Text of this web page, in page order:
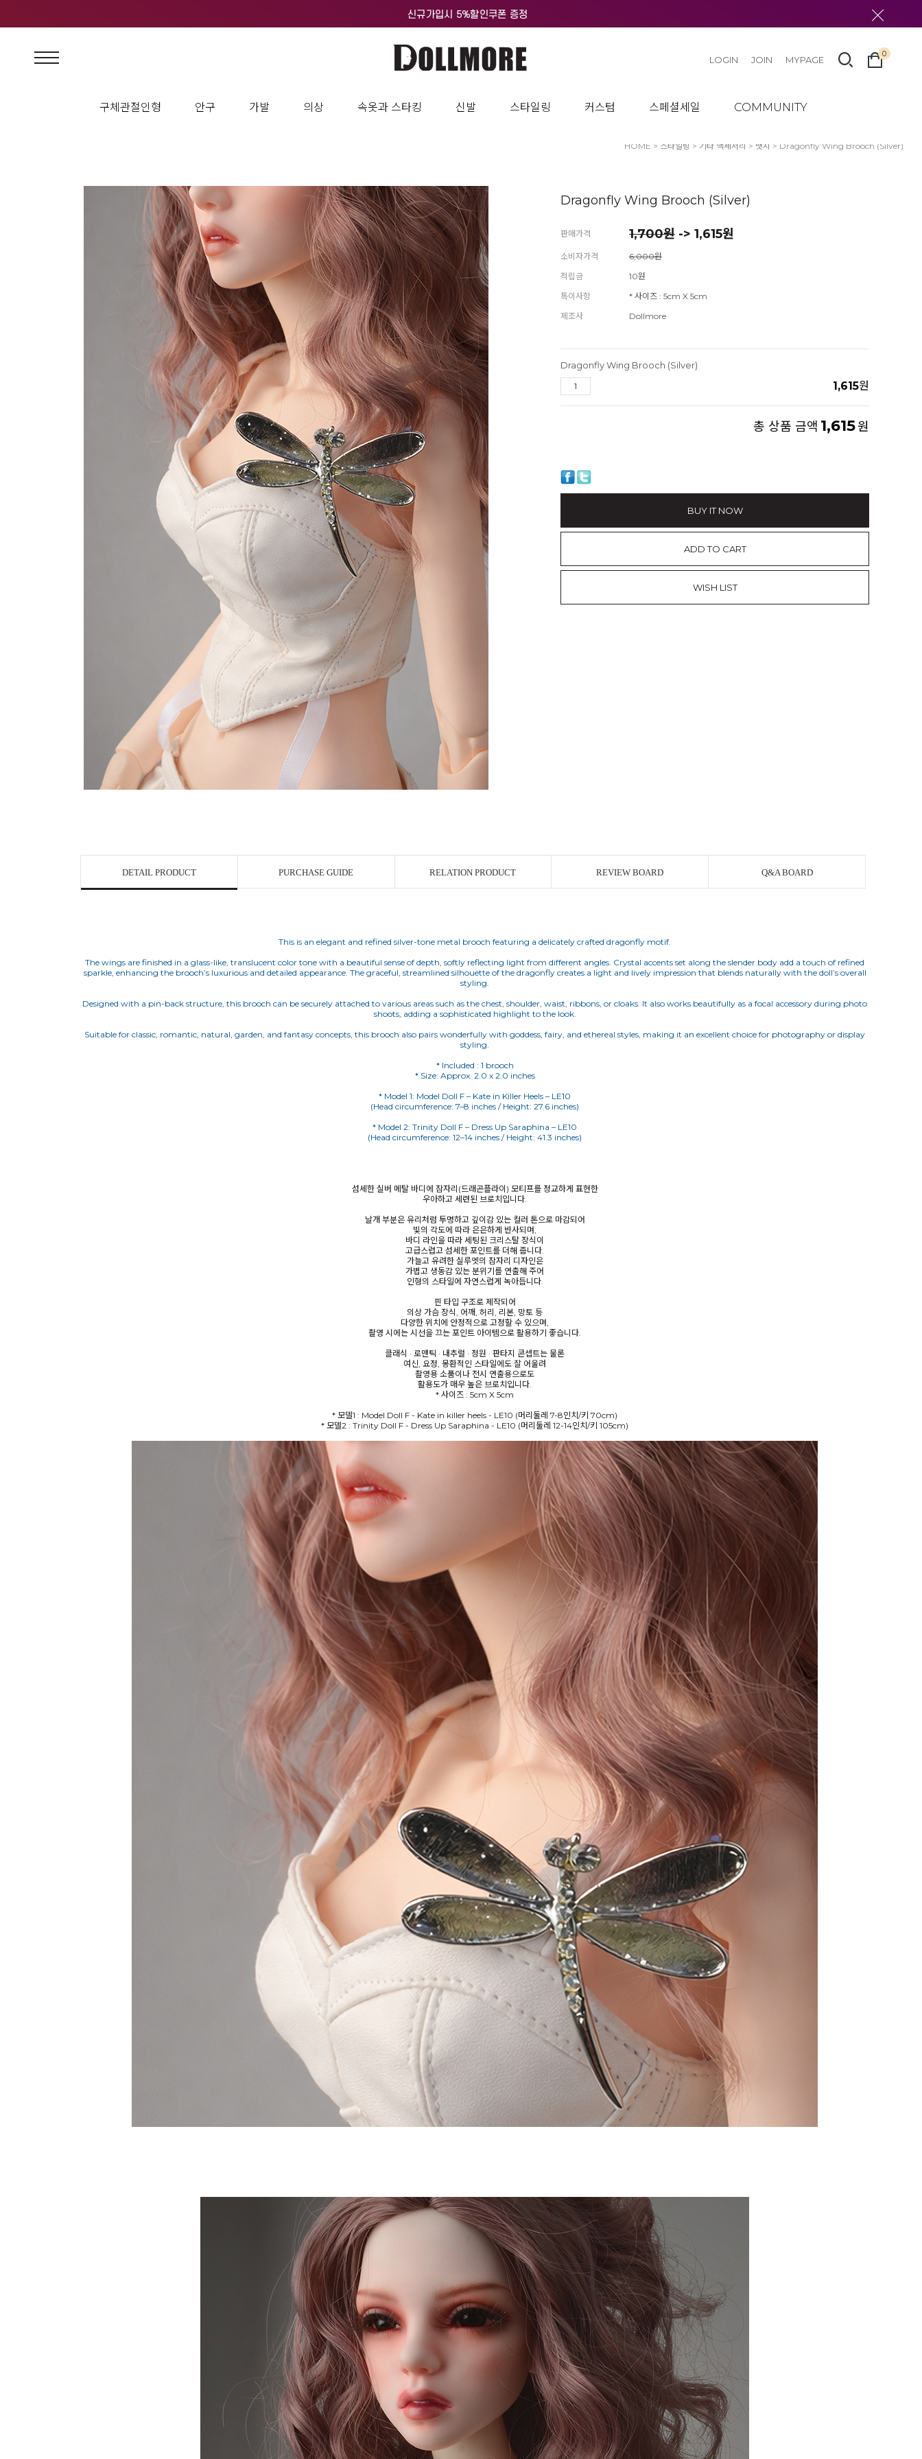
구체관절인형 안구 가발 의상 속옷과 스타킹 신발 스타일링 커스텀 스페셜세일 COMMUNITY
LOGIN JOIN MYPAGE
0
HOME > 스타일링 > 기타 액세서리 > 뱃지 > Dragonfly Wing Brooch (Silver)
Dragonfly Wing Brooch (Silver)
판매가격 1,700원 -> 1,615원
소비자가격
6,000원
적립금
10원
특이사항
* 사이즈 : 5cm X 5cm
제조사
Dollmore
Dragonfly Wing Brooch (Silver)
1,615원
총 상품 금액 1,615원
BUY IT NOW
ADD TO CART
WISH LIST
DETAIL PRODUCT PURCHASE GUIDE RELATION PRODUCT REVIEW BOARD Q&A BOARD
This is an elegant and refined silver-tone metal brooch featuring a delicately crafted dragonfly motif.
The wings are finished in a glass-like, translucent color tone with a beautiful sense of depth, softly reflecting light from different angles. Crystal accents set along the slender body add a touch of refined
sparkle, enhancing the brooch’s luxurious and detailed appearance. The graceful, streamlined silhouette of the dragonfly creates a light and lively impression that blends naturally with the doll’s overall
styling.
Designed with a pin-back structure, this brooch can be securely attached to various areas such as the chest, shoulder, waist, ribbons, or cloaks. It also works beautifully as a focal accessory during photo
shoots, adding a sophisticated highlight to the look.
Suitable for classic, romantic, natural, garden, and fantasy concepts, this brooch also pairs wonderfully with goddess, fairy, and ethereal styles, making it an excellent choice for photography or display
styling.
* Included : 1 brooch
* Size: Approx. 2.0 x 2.0 inches
* Model 1: Model Doll F – Kate in Killer Heels – LE10
(Head circumference: 7–8 inches / Height: 27.6 inches)
* Model 2: Trinity Doll F – Dress Up Saraphina – LE10
(Head circumference: 12–14 inches / Height: 41.3 inches)
섬세한 실버 메탈 바디에 잠자리(드래곤플라이) 모티프를 정교하게 표현한
우아하고 세련된 브로치입니다.
날개 부분은 유리처럼 투명하고 깊이감 있는 컬러 톤으로 마감되어
빛의 각도에 따라 은은하게 반사되며,
바디 라인을 따라 세팅된 크리스탈 장식이
고급스럽고 섬세한 포인트를 더해 줍니다.
가늘고 유려한 실루엣의 잠자리 디자인은
가볍고 생동감 있는 분위기를 연출해 주어
인형의 스타일에 자연스럽게 녹아듭니다.
핀 타입 구조로 제작되어
의상 가슴 장식, 어깨, 허리, 리본, 망토 등
다양한 위치에 안정적으로 고정할 수 있으며,
촬영 시에는 시선을 끄는 포인트 아이템으로 활용하기 좋습니다.
클래식 · 로맨틱 · 내추럴 · 정원 · 판타지 콘셉트는 물론
여신, 요정, 몽환적인 스타일에도 잘 어울려
촬영용 소품이나 전시 연출용으로도
활용도가 매우 높은 브로치입니다.
* 사이즈 : 5cm X 5cm
* 모델1 : Model Doll F - Kate in killer heels - LE10 (머리둘레 7-8인치/키 70cm)
* 모델2 : Trinity Doll F - Dress Up Saraphina - LE10 (머리둘레 12-14인치/키 105cm)